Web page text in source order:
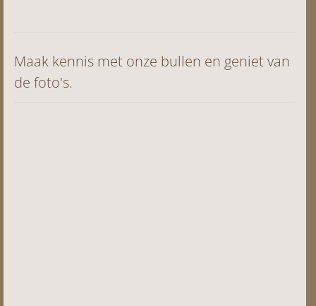
Maak kennis met onze bullen en geniet van
de foto's.